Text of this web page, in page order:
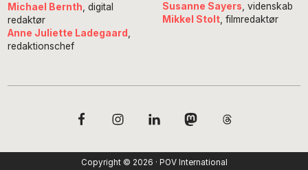
Michael Bernth , digital
redaktør
Anne Juliette Ladegaard
redaktionschef
Susanne Sayers , videnskab
Mikkel Stolt, filmredaktør
Copyright © 2026 · POV International